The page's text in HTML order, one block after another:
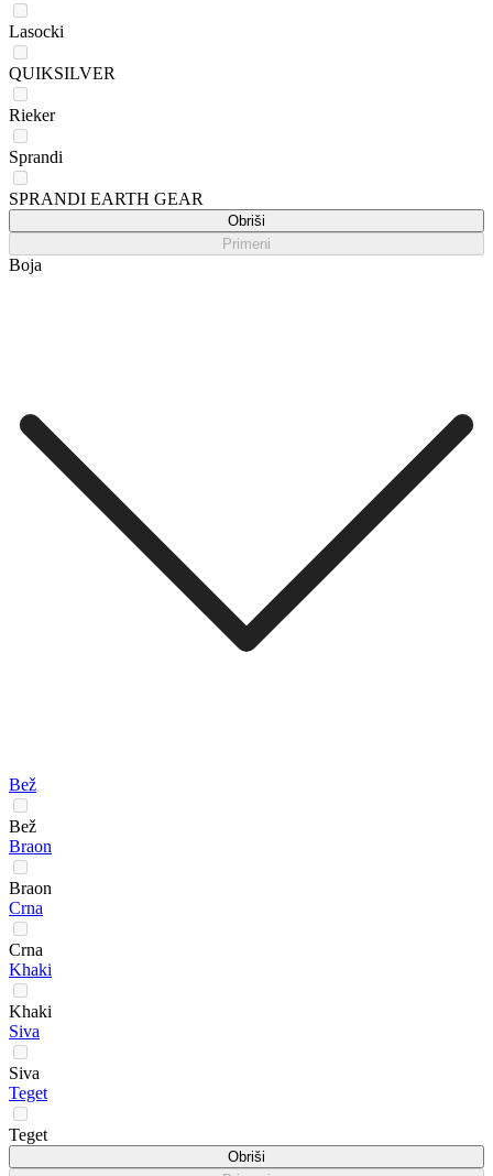
Lasocki
QUIKSILVER
Rieker
Sprandi
SPRANDI EARTH GEAR
Obriši
Primeni
Boja
Bež
Bež
Braon
Braon
Crna
Crna
Khaki
Khaki
Siva
Siva
Teget
Teget
Obriši